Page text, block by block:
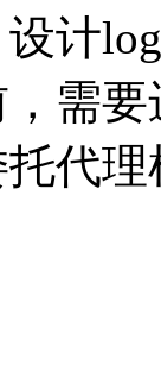
计
需
代